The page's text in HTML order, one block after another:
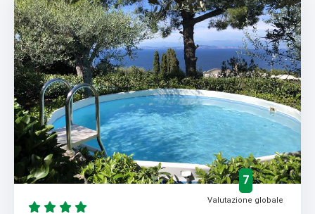
7
Valutazione globale